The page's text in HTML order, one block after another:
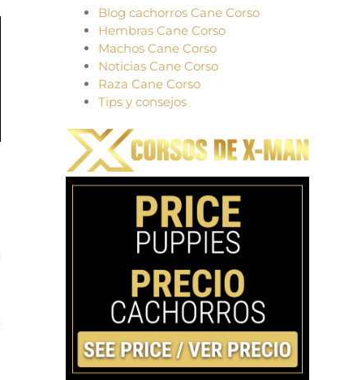
Blog cachorros Cane Corso
Hembras Cane Corso
Machos Cane Corso
Noticias Cane Corso
Raza Cane Corso
Tips y consejos